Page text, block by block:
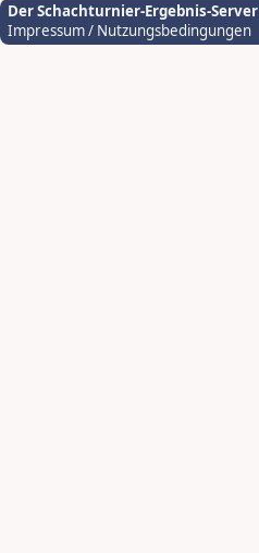
Der Schachturnier-Ergebnis-Server
Impressum / Nutzungsbedingungen